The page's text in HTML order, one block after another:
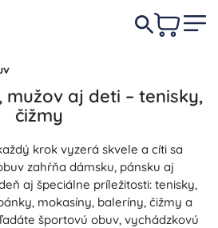
mužov aj deti – tenisky,
čižmy
krok vyzerá skvele a cíti sa
zahŕňa dámsku, pánsku aj
aj špeciálne príležitosti: tenisky,
mokasíny, baleríny, čižmy a
športovú obuv, vychádzkovú